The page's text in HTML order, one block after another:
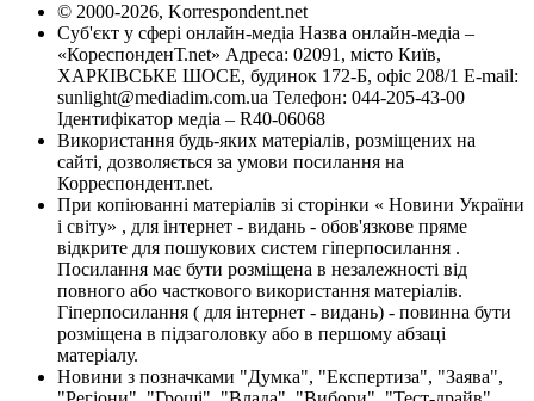
© 2000-2026, Korrespondent.net
Суб'єкт у сфері онлайн-медіа Назва онлайн-медіа –
«КореспонденТ.net» Адреса: 02091, місто Київ,
ХАРКІВСЬКЕ ШОСЕ, будинок 172-Б, офіс 208/1 E-mail:
sunlight@mediadim.com.ua Телефон: 044-205-43-00
Ідентифікатор медіа – R40-06068
Використання будь-яких матеріалів, розміщених на
сайті, дозволяється за умови посилання на
Корреспондент.net.
При копіюванні матеріалів зі сторінки « Новини України
і світу» , для інтернет - видань - обов'язкове пряме
відкрите для пошукових систем гіперпосилання .
Посилання має бути розміщена в незалежності від
повного або часткового використання матеріалів.
Гіперпосилання ( для інтернет - видань) - повинна бути
розміщена в підзаголовку або в першому абзаці
матеріалу.
Новини з позначками "Думка", "Експертиза", "Заява",